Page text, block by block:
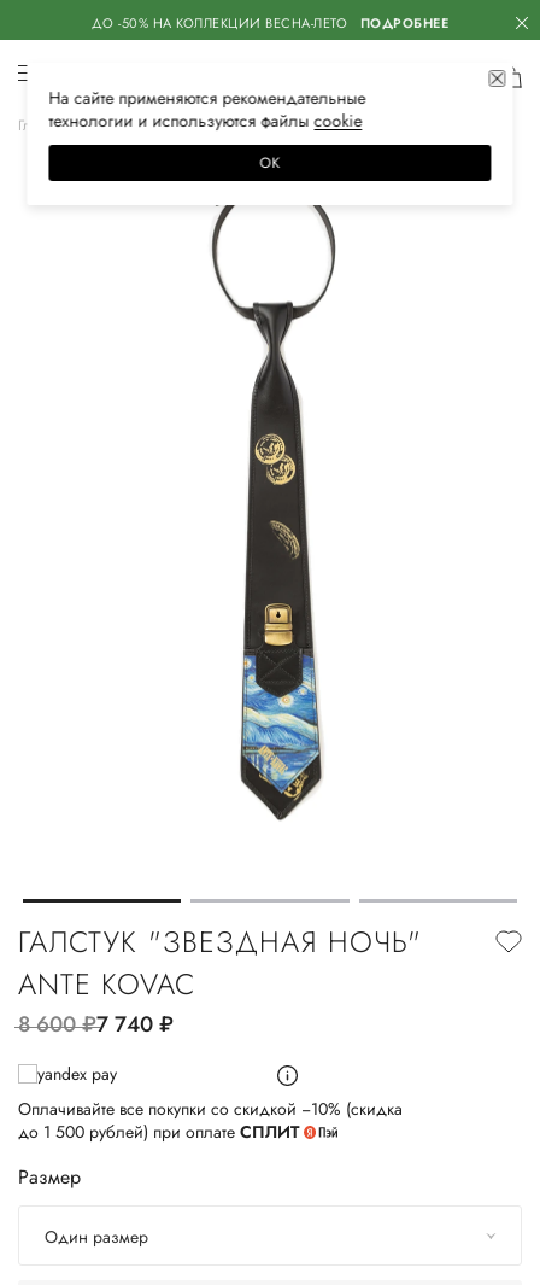
ДО -50% НА КОЛЛЕКЦИИ ВЕСНА-ЛЕТО ПОДРОБНЕЕ
Главная Женское Аксессуары Галстуки и платки
ГАЛСТУК "ЗВЕЗДНАЯ НОЧЬ"
ANTE KOVAC
8 600руб.7 740руб.
Оплачивайте все покупки со скидкой −10% (скидка
до 1 500 рублей) при оплате СПЛИТ
Размер
Один размер
На сайте применяются рекомендательные
технологии и используются файлысооkiе
ОК